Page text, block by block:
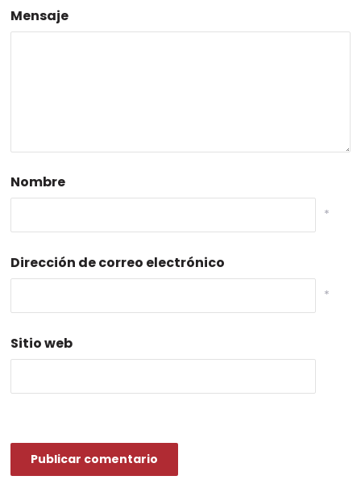
Mensaje
Nombre
*
Dirección de correo electrónico
*
Sitio web